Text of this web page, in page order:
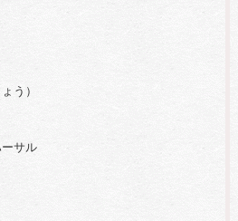
う）
サル